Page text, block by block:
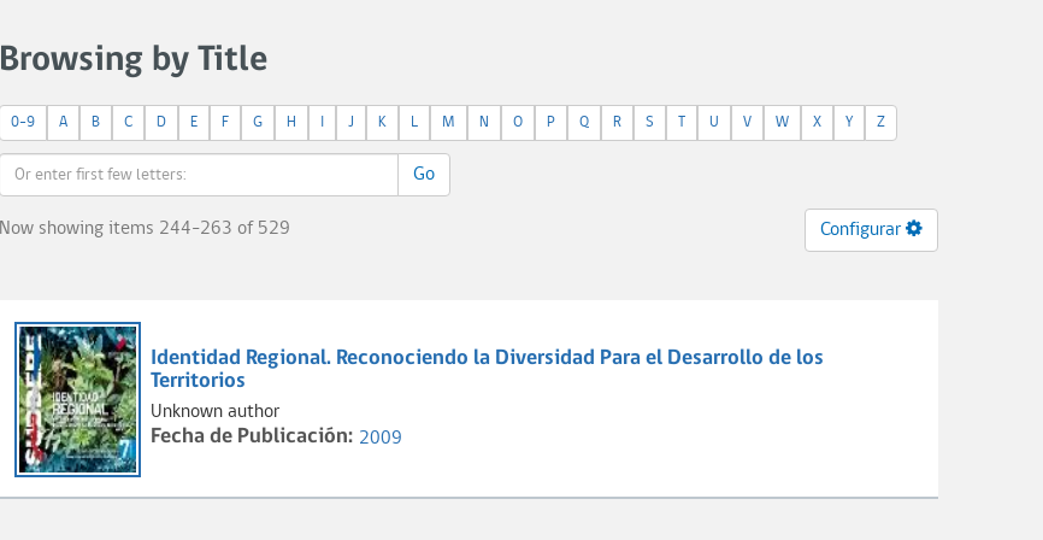
Browsing by Title
0-9 A B C D E F G H J K L M N O P Q R S T U V W X Y Z
Go
Now showing items 244-263 of 529 Configurar
Identidad Regional. Reconociendo la Diversidad Para el Desarrollo de los
Territorios
Unknown author
Fecha de Publicación: 2009